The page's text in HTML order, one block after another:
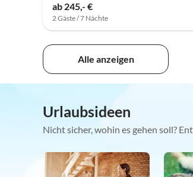
ab 245,- €
2 Gäste / 7 Nächte
Alle anzeigen
Urlaubsideen
Nicht sicher, wohin es gehen soll?